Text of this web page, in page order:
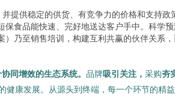
提供稳定的供货、有竞争力的价格和支持政
食品能快速、完好地送达客户手中。科学预
乃至销售培训，构建互利共赢的伙伴关系，
同增效的生态系统。 品牌吸引关注， 采购夯
康发展。从源头到终端，每一个环节的精